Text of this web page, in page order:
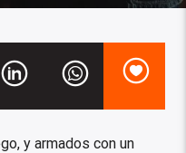
y armados con un